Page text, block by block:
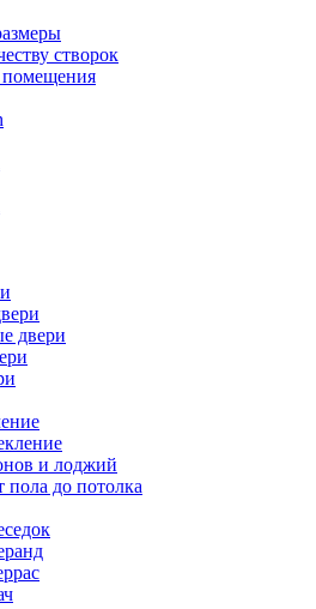
створок
двери
и лоджий
пола до потолка